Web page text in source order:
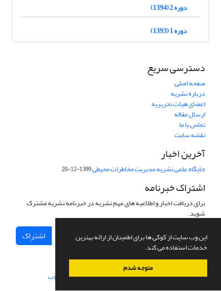
این وب سایت از کوکی ها برای اطمینان از ارائه بهترین
خدمات استفاده می کند.
متوجه شدم
دوره 2 (1394)
دوره 1 (1393)
دسترسی سریع
صفحه اصلی
درباره نشریه
اعضای هیات تحریریه
ارسال مقاله
تماس با ما
نقشه سایت
آخرین اخبار
جایگاه علمی نشریه مدیریت مخاطرات محیطی1399-12-20
اشتراک خبرنامه
برای دریافت اخبار و اطلاعیه های مهم نشریه در خبرنامه نشریه مشترک
شوید.
اشتراک
سامانه مدیریت نشریات علمی.طراحی و پیاده سازی از سیناوب